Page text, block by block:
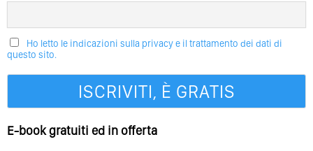
Ho letto le indicazioni sulla privacy e il trattamento dei dati di
questo sito.
E-book gratuiti ed in offerta